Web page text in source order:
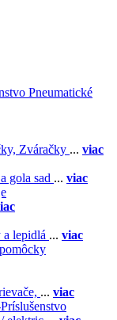
Pneumatické
Zváračky ... viac
gola sad ... viac
a lepidlá ... viac
... viac